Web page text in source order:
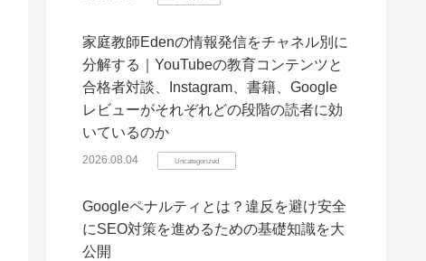
家庭教師Edenの情報発信をチャネル別に
分解する｜YouTubeの教育コンテンツと
合格者対談、Instagram、書籍、Google
レビューがそれぞれどの段階の読者に効
いているのか
2026.08.04 Uncategorized
Googleペナルティとは？違反を避け安全
にSEO対策を進めるための基礎知識を大
公開